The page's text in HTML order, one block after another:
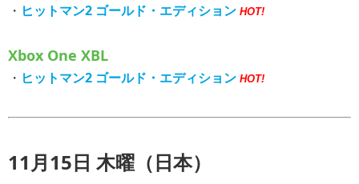
・ ヒットマン2 ゴールド・エディション HOT!
Xbox One XBL
・ ヒットマン2 ゴールド・エディション HOT!
11月15日 木曜（日本）